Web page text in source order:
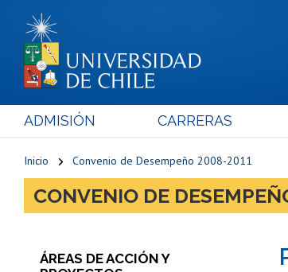
ADMISIÓN CARRERAS
Inicio Convenio de Desempeño 2008-2011
CONVENIO DE
ÁREAS DE ACCIÓN Y